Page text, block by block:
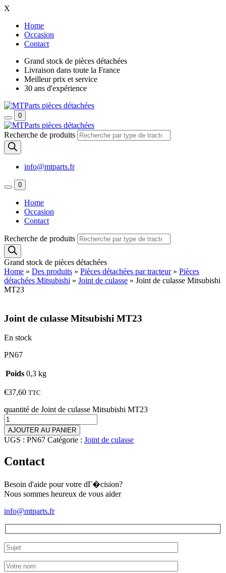
X
Home
Occasion
Contact
Grand stock de pièces détachées
Livraison dans toute la France
Meilleur prix et service
30 ans d'expérience
0
Recherche de produits
info@mtparts.fr
0
Home
Occasion
Contact
Recherche de produits
Grand stock de pièces détachées
Home » Des produits » Pièces détachées par tracteur» Pièces
détachées Mitsubishi » Joint de culasse » Joint de culasse Mitsubishi
MT23
Joint de culasse Mitsubishi MT23
En stock
PN67
Poids 0,3 kg
€37,60 TTC
quantité de Joint de culasse Mitsubishi MT23
AJOUTER AU PANIER
UGS : PN67 Catégorie : Joint de culasse
Contact
Besoin d'aide pour votre dГ�cision?
Nous sommes heureux de vous aider
info@mtparts.fr